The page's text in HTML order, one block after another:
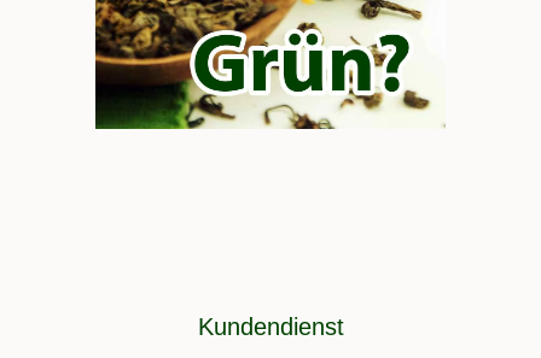
Kundendienst